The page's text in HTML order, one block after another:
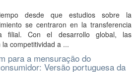
desde que estudios sobre la
se centraron en la transferencia
Con el desarrollo global, las
competitividad a ...
para a mensuração do
Versão portuguesa da